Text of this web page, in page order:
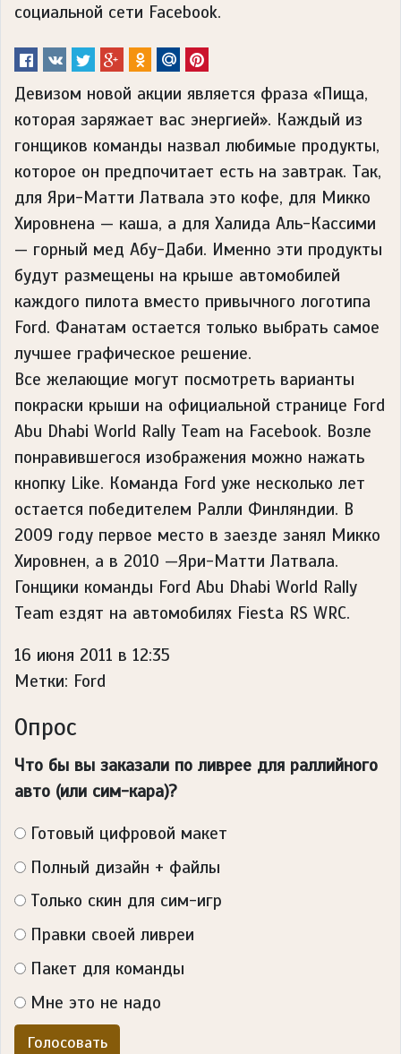
социальной сети Facebook.
Девизом новой акции является фраза «Пища,
которая заряжает вас энергией». Каждый из
гонщиков команды назвал любимые продукты,
которое он предпочитает есть на завтрак. Так,
для Яри-Матти Латвала это кофе, для Микко
Хировнена — каша, а для Халида Аль-Кассими
— горный мед Абу-Даби. Именно эти продукты
будут размещены на крыше автомобилей
каждого пилота вместо привычного логотипа
Ford. Фанатам остается только выбрать самое
лучшее графическое решение.
Все желающие могут посмотреть варианты
покраски крыши на официальной странице Ford
Abu Dhabi World Rally Team на Facebook. Возле
понравившегося изображения можно нажать
кнопку Like. Команда Ford уже несколько лет
остается победителем Ралли Финляндии. В
2009 году первое место в заезде занял Микко
Хировнен, а в 2010 —Яри-Матти Латвала.
Гонщики команды Ford Abu Dhabi World Rally
Team ездят на автомобилях Fiesta RS WRC.
16 июня 2011 в 12:35
Метки: Ford
Опрос
Что бы вы заказали по ливрее для раллийного
авто (или сим-кара)?
Готовый цифровой макет
Полный дизайн + файлы
Только скин для сим-игр
Правки своей ливреи
Пакет для команды
Мне это не надо
Голосовать